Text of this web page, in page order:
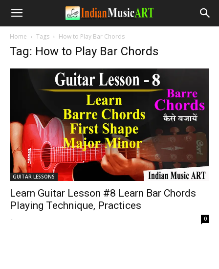
Home Tags How to Play Bar Chords
Tag: How to Play Bar Chords
GUITAR LESSONS
Learn Guitar Lesson #8 Learn Bar Chords
Playing Technique, Practices
- 0